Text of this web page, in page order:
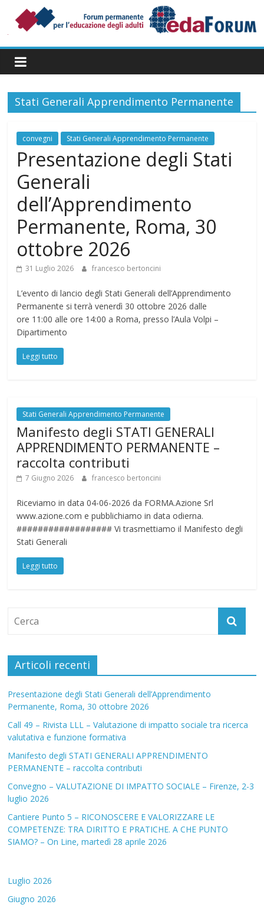
contenuto
Permanente
per
degli
Adulti
Stati Generali Apprendimento Permanente
convegni Stati Generali Apprendimento Permanente
Presentazione degli Stati
Generali
dell’Apprendimento
Permanente, Roma, 30
ottobre 2026
31 Luglio 2026 francesco bertoncini
L’evento di lancio degli Stati Generali dell’Apprendimento
Permanente si terrà venerdì 30 ottobre 2026 dalle
ore 11:00 alle ore 14:00 a Roma, presso l’Aula Volpi –
Dipartimento
Leggi tutto
Stati Generali Apprendimento Permanente
Manifesto degli STATI GENERALI
APPRENDIMENTO PERMANENTE –
raccolta contributi
7 Giugno 2026 francesco bertoncini
Riceviamo in data 04-06-2026 da FORMA.Azione Srl
www.azione.com e pubblichiamo in data odierna.
################## Vi trasmettiamo il Manifesto degli
Stati Generali
Leggi tutto
Articoli recenti
Presentazione degli Stati Generali dell’Apprendimento
Permanente, Roma, 30 ottobre 2026
Call 49 – Rivista LLL – Valutazione di impatto sociale tra ricerca
valutativa e funzione formativa
Manifesto degli STATI GENERALI APPRENDIMENTO
PERMANENTE – raccolta contributi
Convegno – VALUTAZIONE DI IMPATTO SOCIALE – Firenze, 2-3
luglio 2026
Cantiere Punto 5 – RICONOSCERE E VALORIZZARE LE
COMPETENZE: TRA DIRITTO E PRATICHE. A CHE PUNTO
SIAMO? – On Line, martedì 28 aprile 2026
Luglio 2026
Giugno 2026